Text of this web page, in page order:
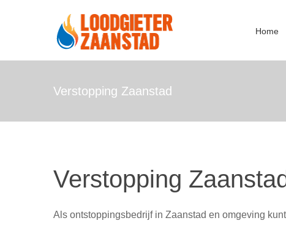
Home
Verstopping Zaanstad
Verstopping
Als ontstoppingsbedrijf in Zaanstad en omgeving